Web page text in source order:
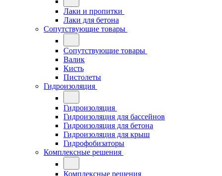
Лаки и пропитки
Лаки для бетона
Сопутствующие товары
Сопутствующие товары
Валик
Кисть
Пистолеты
Гидроизоляция
Гидроизоляция
Гидроизоляция для бассейнов
Гидроизоляция для бетона
Гидроизоляция для крыш
Гидрофобизаторы
Комплексные решения
Комплексные решения